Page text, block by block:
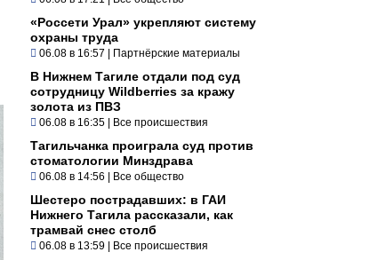
«Россети Урал» укрепляют систему
охраны труда
06.08 в 16:57 | Партнёрские материалы
В Нижнем Тагиле отдали под суд
сотрудницу Wildberries за кражу
золота из ПВЗ
06.08 в 16:35 | Все происшествия
Тагильчанка проиграла суд против
стоматологии Минздрава
06.08 в 14:56 | Все общество
Шестеро пострадавших: в ГАИ
Нижнего Тагила рассказали, как
трамвай снес столб
06.08 в 13:59 | Все происшествия